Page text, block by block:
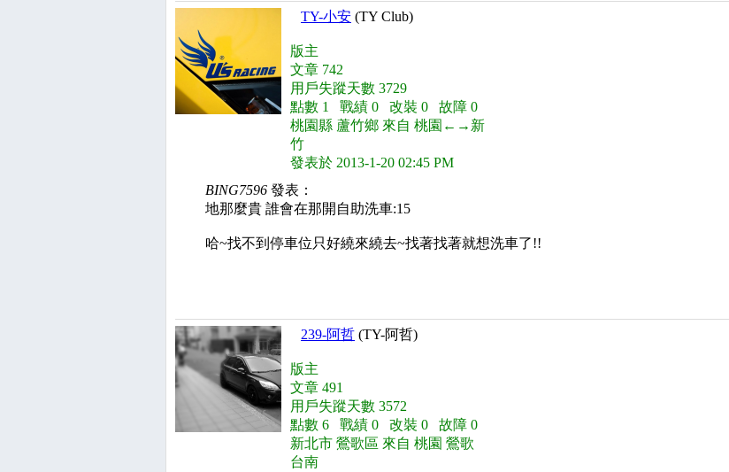
TY-小安 (TY Club)
版主
文章 742
用戶失蹤天數 3729
點數 1 戰績 0 改裝 0 故障 0
桃園縣 蘆竹鄉 來自 桃園←→新
竹
發表於 2013-1-20 02:45 PM
BING7596 發表：
地那麼貴 誰會在那開自助洗車:15
哈~找不到停車位只好繞來繞去~找著找著就想洗車了!!
239-阿哲 (TY-阿哲)
版主
文章 491
用戶失蹤天數 3572
點數 6 戰績 0 改裝 0 故障 0
新北市 鶯歌區 來自 桃園 鶯歌
台南